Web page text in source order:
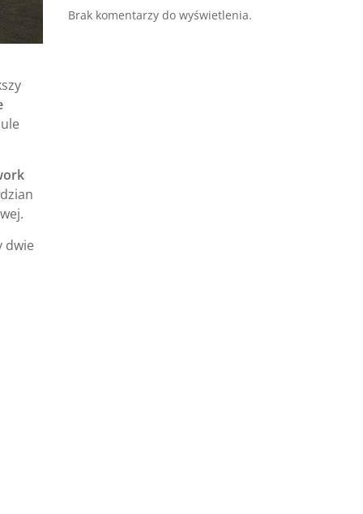
dwie
Brak komentarzy do wyświetlenia.